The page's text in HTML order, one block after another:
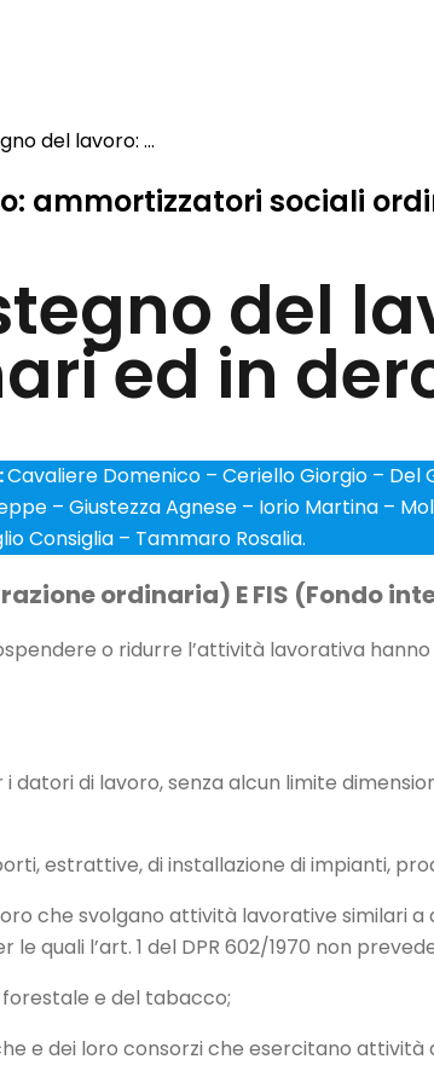
del lavoro: ...
ammortizzatori sociali
del
ed in
Cavaliere Domenico – Ceriello Giorgio – Del
– Giustezza Agnese – Iorio Martina –
Consiglia – Tammaro Rosalia.
ordinaria) E FIS (Fondo
o ridurre l’attività lavorativa
i datori di lavoro, senza alcun limite
estrattive, di installazione di impianti,
che svolgano attività lavorative similari
le quali l’art. 1 del DPR 602/1970 non
e del tabacco;
e dei loro consorzi che esercitano